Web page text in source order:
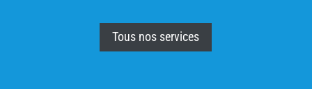
Tous nos services